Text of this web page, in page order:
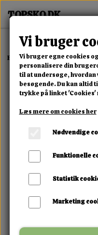
Forside Dame Alle Damesko
Vi bruger
Vi bruger egne cookies
personalisere din
til at undersøge, hvordan
besøgende. Du kan altid
trykke på linket 'Cookies'
Læs mere om cookies her
Nødvendige
Funktionelle
Statistik
Marketing